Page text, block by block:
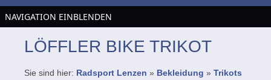
NAVIGATION EINBLENDEN
LÖFFLER BIKE TRIKOT
Sie sind hier: Radsport Lenzen » Bekleidung » Trikots